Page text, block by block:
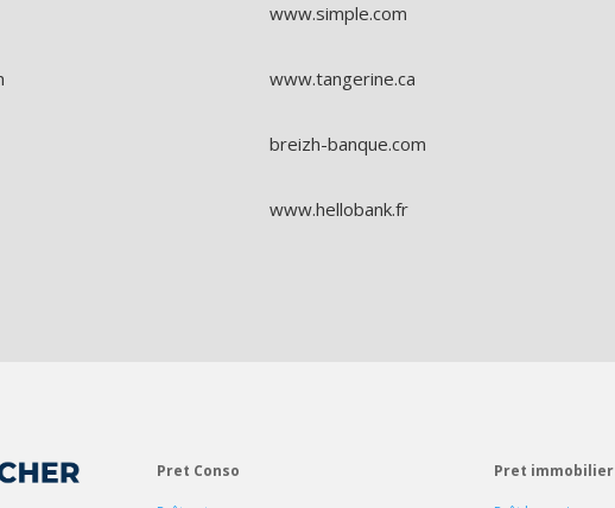
www.simple.com
www.tangerine.ca
breizh-banque.com
www.hellobank.fr
Pret Conso Pret immobilier